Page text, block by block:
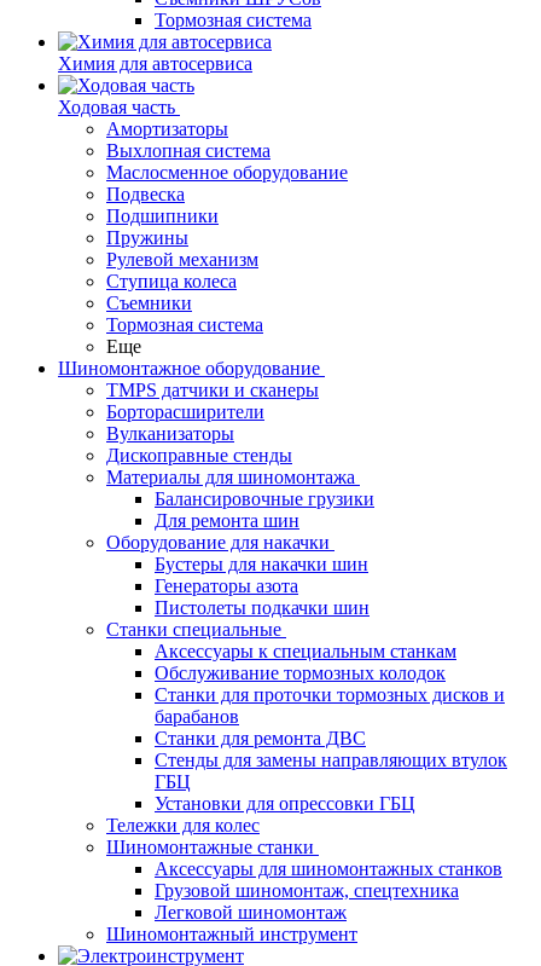
Тормозная система
Химия для автосервиса
Ходовая часть
Амортизаторы
Выхлопная система
Маслосменное оборудование
Подвеска
Подшипники
Пружины
Рулевой механизм
Ступица колеса
Съемники
Тормозная система
Еще
Шиномонтажное оборудование
TMPS датчики и сканеры
Борторасширители
Вулканизаторы
Дископравные стенды
Материалы для шиномонтажа
Балансировочные грузики
Для ремонта шин
Оборудование для накачки
Бустеры для накачки шин
Генераторы азота
Пистолеты подкачки шин
Станки специальные
Аксессуары к специальным станкам
Обслуживание тормозных колодок
Станки для проточки тормозных дисков и
барабанов
Станки для ремонта ДВС
Стенды для замены направляющих втулок
ГБЦ
Установки для опрессовки ГБЦ
Тележки для колес
Шиномонтажные станки
Аксессуары для шиномонтажных станков
Грузовой шиномонтаж, спецтехника
Легковой шиномонтаж
Шиномонтажный инструмент